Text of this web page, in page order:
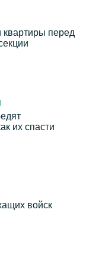
квартиры перед
их спасти
войск